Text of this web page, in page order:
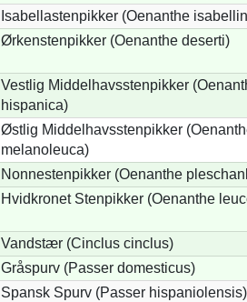
Isabellastenpikker (Oenanthe
Ørkenstenpikker (Oenanthe deserti)
Vestlig Middelhavsstenpikker
hispanica)
Østlig Middelhavsstenpikker
melanoleuca)
Nonnestenpikker (Oenanthe
Hvidkronet Stenpikker (Oenanthe
Vandstær (Cinclus cinclus)
Gråspurv (Passer domesticus)
Spansk Spurv (Passer hispaniolensis)